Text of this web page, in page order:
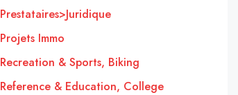
Prestataires>Juridique
Projets Immo
Recreation & Sports, Biking
Reference & Education, College